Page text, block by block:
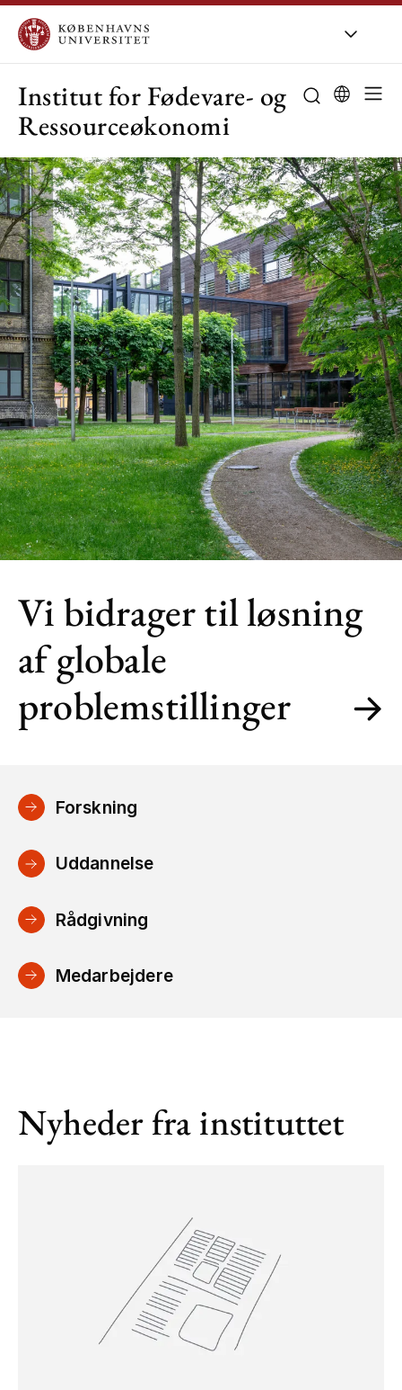
Institut for Fødevare- og
Ressourceøkonomi
Vi bidrager til løsning
af globale
problemstillinger
Forskning
Uddannelse
Rådgivning
Medarbejdere
Nyheder fra instituttet
Om KU